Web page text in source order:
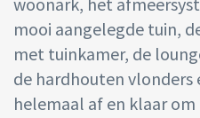
mooi aangelegde tuin,
met tuinkamer, de
de hardhouten vlonders
helemaal af en klaar